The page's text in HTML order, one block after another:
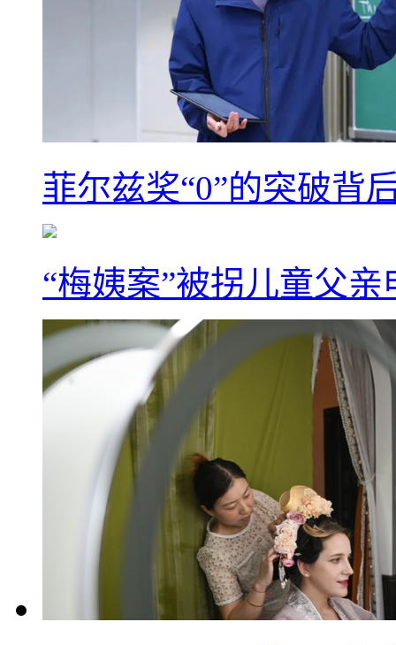
菲尔兹奖“0”的突破背
“梅姨案”被拐儿童父